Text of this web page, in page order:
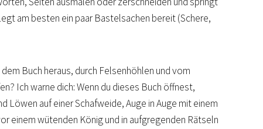
am besten ein paar Bastelsachen bereit (Schere,
Buch heraus, durch Felsenhöhlen und vom
Ich warne dich: Wenn du dieses Buch öffnest,
Löwen auf einer Schafweide, Auge in Auge mit einem
einem wütenden König und in aufgregenden Rätseln